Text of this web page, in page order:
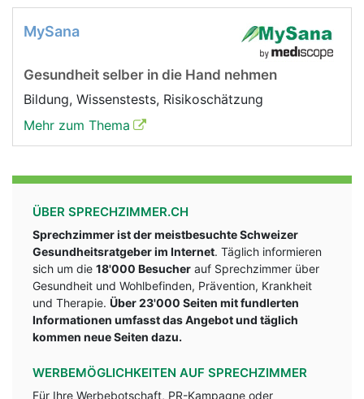
MySana
Gesundheit selber in die Hand nehmen
Bildung, Wissenstests, Risikoschätzung
Mehr zum Thema
ÜBER SPRECHZIMMER.CH
Sprechzimmer ist der meistbesuchte Schweizer
Gesundheitsratgeber im Internet. Täglich informieren
sich um die 18'000 Besucher auf Sprechzimmer über
Gesundheit und Wohlbefinden, Prävention, Krankheit
und Therapie. Über 23'000 Seiten mit fundlerten
Informationen umfasst das Angebot und täglich
kommen neue Seiten dazu.
WERBEMÖGLICHKEITEN AUF SPRECHZIMMER
Für Ihre Werbebotschaft, PR-Kampagne oder